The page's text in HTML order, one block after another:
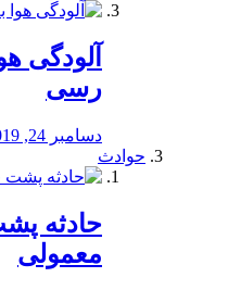
آلودگی
رسی
دسامبر 24, 2019
حوادث
️حادثه
معمولی